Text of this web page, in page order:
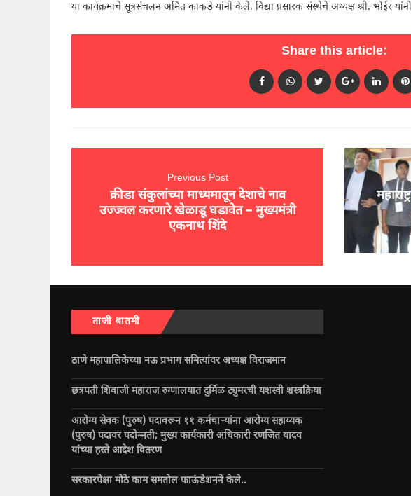
या कार्यक्रमाचे सूत्रसंचलन अमित काकडे यांनी केले. विद्या प्रसारक संस्थेचे अध्यक्ष श्री. भोईर
Share this article:
Previous Post
क्रीडा संकुलांच्या माध्यमातून देशाचे नाव
उज्ज्वल करणारे खेळाडू घडावेत – मुख्यमंत्री
एकनाथ शिंदे
ताजी बातमी
ठाणे महापालिकेच्या नऊ प्रभाग समित्यांवर अध्यक्ष विराजमान
छत्रपती शिवाजी महाराज रुग्णालयात दुर्मिळ ट्युमरची यशस्वी शस्त्रक्रिया
आरोग्य सेवक (पुरुष) पदावरून ११ कर्मचाऱ्यांना आरोग्य सहाय्यक
(पुरुष) पदावर पदोन्नती; मुख्य कार्यकारी अधिकारी रणजित यादव
यांच्या हस्ते आदेश वितरण
सरकारपेक्षा मोठे काम समतोल फाऊंडेशनने केले..